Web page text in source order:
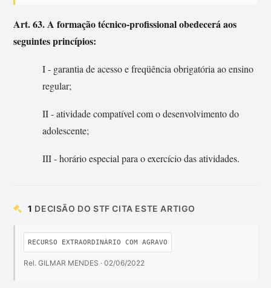
Art. 63. A formação técnico-profissional obedecerá aos
seguintes princípios:
I - garantia de acesso e freqüência obrigatória ao ensino
regular;
II - atividade compatível com o desenvolvimento do
adolescente;
III - horário especial para o exercício das atividades.
1 DECISÃO DO STF CITA ESTE ARTIGO
RECURSO EXTRAORDINÁRIO COM AGRAVO
Rel. GILMAR MENDES · 02/06/2022